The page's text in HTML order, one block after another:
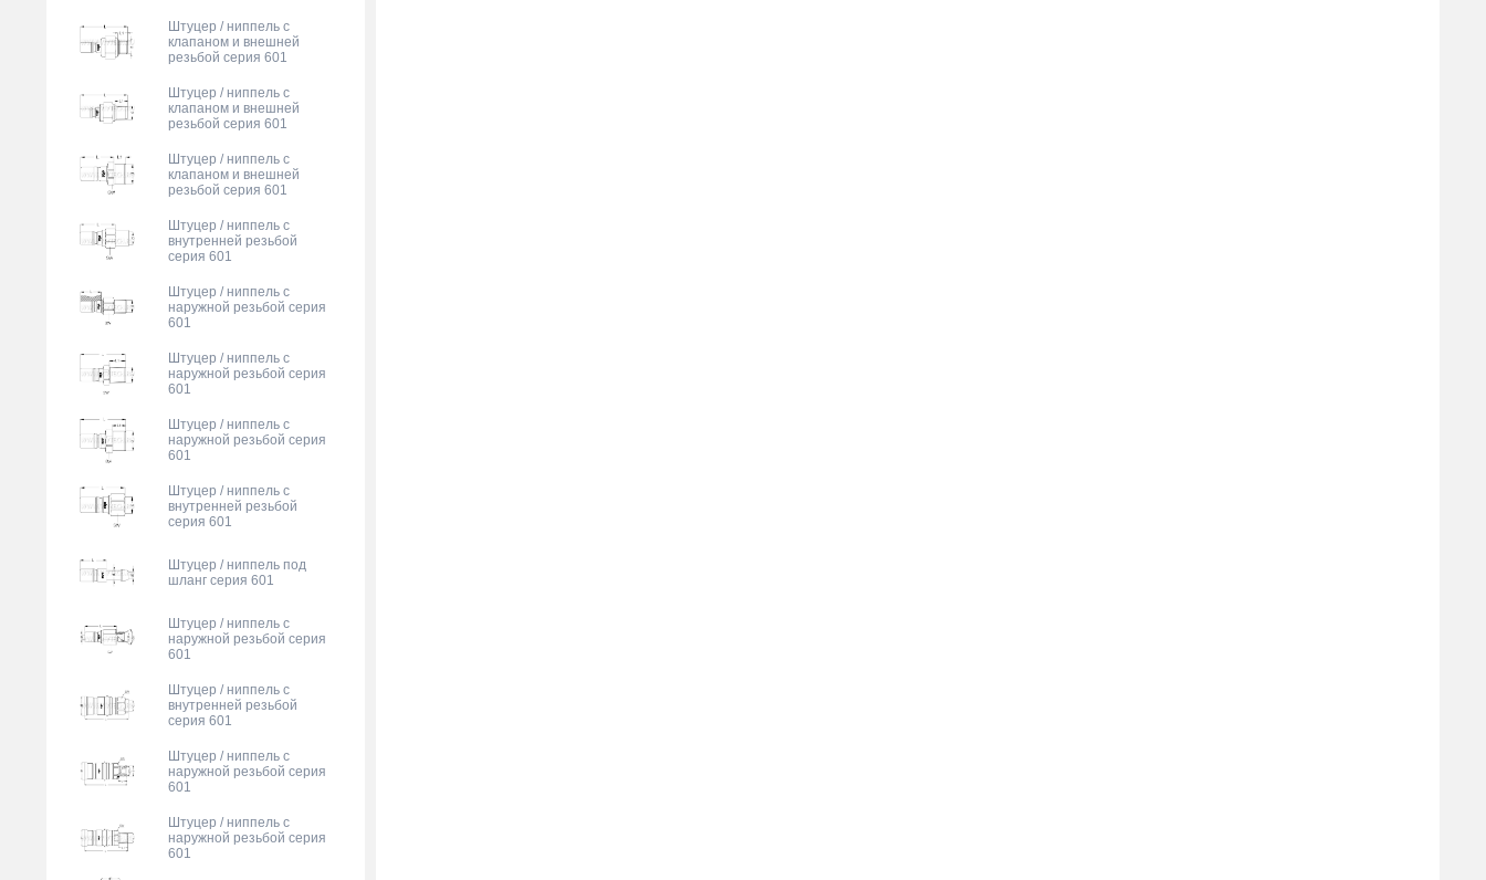
Штуцер / ниппель с
клапаном и внешней
резьбой серия 601
Штуцер / ниппель с
клапаном и внешней
резьбой серия 601
Штуцер / ниппель с
клапаном и внешней
резьбой серия 601
Штуцер / ниппель с
внутренней резьбой
серия 601
Штуцер / ниппель с
наружной резьбой серия
601
Штуцер / ниппель с
наружной резьбой серия
601
Штуцер / ниппель с
наружной резьбой серия
601
Штуцер / ниппель с
внутренней резьбой
серия 601
Штуцер / ниппель под
шланг серия 601
Штуцер / ниппель с
наружной резьбой серия
601
Штуцер / ниппель с
внутренней резьбой
серия 601
Штуцер / ниппель с
наружной резьбой серия
601
Штуцер / ниппель с
наружной резьбой серия
601